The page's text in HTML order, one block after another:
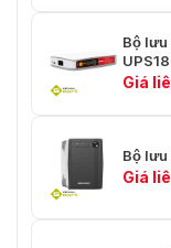
Bộ
Giá
Bộ
Giá